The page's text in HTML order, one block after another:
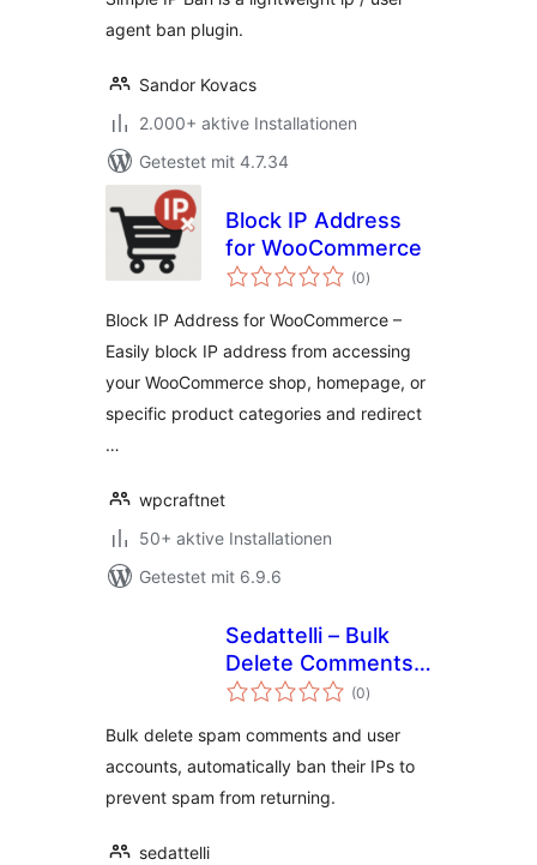
agent ban plugin.
Sandor Kovacs
2.000+ aktive Installationen
Getestet mit 4.7.34
Block IP Address
for WooCommerce
(0Bewertungen
insgesamt
)
Block IP Address for WooCommerce –
Easily block IP address from accessing
your WooCommerce shop, homepage, or
specific product categories and redirect
…
wpcraftnet
50+ aktive Installationen
Getestet mit 6.9.6
Sedattelli – Bulk
Delete Comments
& Users with IP Ban
(0Bewertungen
insgesamt
)
Bulk delete spam comments and user
accounts, automatically ban their IPs to
prevent spam from returning.
sedattelli